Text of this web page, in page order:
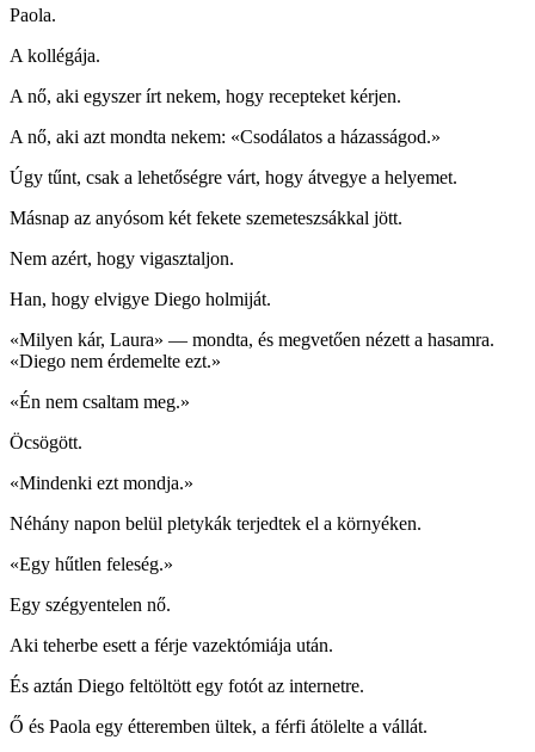
Paola.
A kollégája.
A nő, aki egyszer írt nekem, hogy recepteket kérjen.
A nő, aki azt mondta nekem: «Csodálatos a házasságod.»
Úgy tűnt, csak a lehetőségre várt, hogy átvegye a helyemet.
Másnap az anyósom két fekete szemeteszsákkal jött.
Nem azért, hogy vigasztaljon.
Han, hogy elvigye Diego holmiját.
«Milyen kár, Laura» — mondta, és megvetően nézett a hasamra.
«Diego nem érdemelte ezt.»
«Én nem csaltam meg.»
Öcsögött.
«Mindenki ezt mondja.»
Néhány napon belül pletykák terjedtek el a környéken.
«Egy hűtlen feleség.»
Egy szégyentelen nő.
Aki teherbe esett a férje vazektómiája után.
És aztán Diego feltöltött egy fotót az internetre.
Ő és Paola egy étteremben ültek, a férfi átölelte a vállát.